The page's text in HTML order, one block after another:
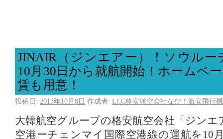
JINAIR（ジンエアー）！ソウルー
10月30日から就航開始！ホームペ
賃も用意！
投稿日: 2013年10月8日 作成者: LCC格安航空会社なび！激安飛行
大韓航空グループの格安航空会社「ジンエ
空港ーチェンマイ国際空港線の運航を10